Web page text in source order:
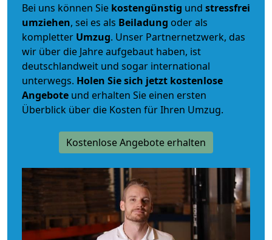
Bei uns können Sie kostengünstig und stressfrei
umziehen, sei es als Beiladung oder als
kompletter Umzug. Unser Partnernetzwerk, das
wir über die Jahre aufgebaut haben, ist
deutschlandweit und sogar international
unterwegs. Holen Sie sich jetzt kostenlose
Angebote und erhalten Sie einen ersten
Überblick über die Kosten für Ihren Umzug.
Kostenlose Angebote erhalten